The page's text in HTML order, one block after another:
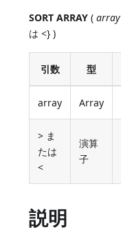
SORT ARRAY (array
は <} )
引数 型
array Array
> ま
たは
<
演算
子
説明